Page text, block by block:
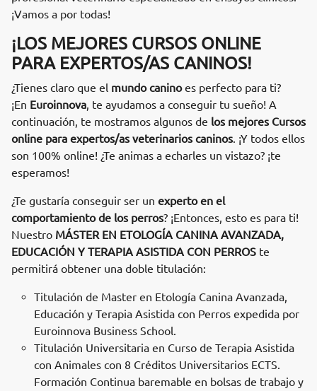
¡Vamos a por todas!
¡LOS MEJORES CURSOS ONLINE
PARA EXPERTOS/AS CANINOS!
¿Tienes claro que el mundo caninoes perfecto para ti?
¡En Euroinnova , te ayudamos a conseguir tu sueño! A
continuación, te mostramos algunos de los mejores Cursos
online para expertos/as veterinarios caninos . ¡Y todos ellos
son 100% online! ¿Te animas a echarles un vistazo? ¡te
esperamos!
¿Te gustaría conseguir ser un experto en el
comportamiento de los perros? ¡Entonces, esto es para ti!
Nuestro MÁSTER EN ETOLOGÍA CANINA AVANZADA,
EDUCACIÓN Y TERAPIA ASISTIDA CON PERROS te
permitirá obtener una doble titulación:
Titulación de Master en Etología Canina Avanzada,
Educación y Terapia Asistida con Perros expedida por
Euroinnova Business School.
Titulación Universitaria en Curso de Terapia Asistida
con Animales con 8 Créditos Universitarios ECTS.
Formación Continua baremable en bolsas de trabajo y